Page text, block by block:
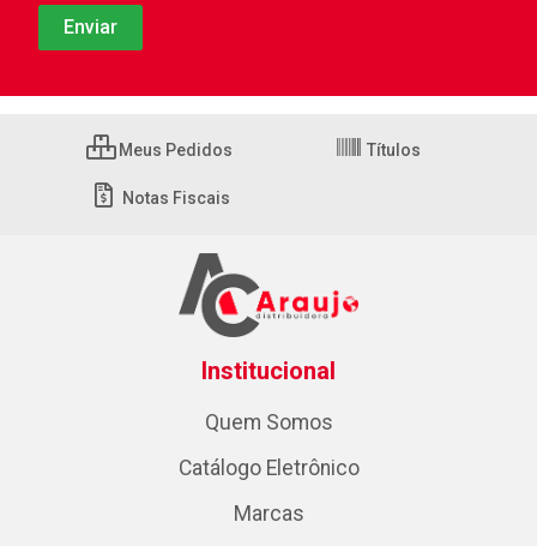
Meus Pedidos Títulos
Notas Fiscais
Institucional
Quem Somos
Catálogo Eletrônico
Marcas